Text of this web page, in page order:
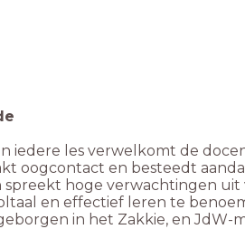
iedere les verwelkomt de
oogcontact en besteedt
hoge verwachtingen uit
en effectief leren te
in het Zakkie, en JdW-